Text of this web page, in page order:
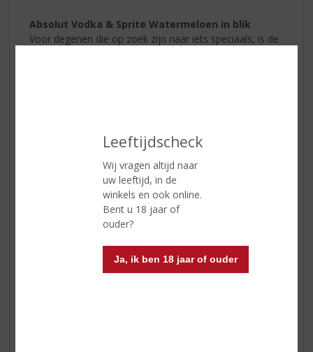
Leeftijdscheck
Wij vragen altijd naar
uw leeftijd, in de
winkels en ook online.
Bent u 18 jaar of
ouder?
Ja, ik ben 18 jaar of ouder
Absolut Vodka & Sprite Watermeloen in blik
Voor degenen die op zoek zijn naar iets speciaals, is de
Juttertje Kruidenbitter